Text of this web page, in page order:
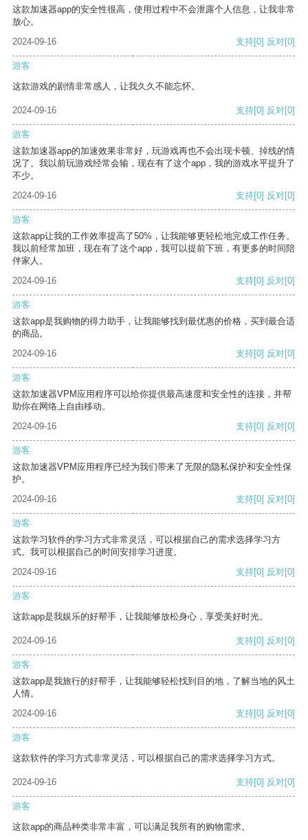
这款加速器app的安全性很高，使用过程中不会泄露个人信息，让我非常
放心。
2024-09-16
支持[0] 反对[0]
游客
这款游戏的剧情非常感人，让我久久不能忘怀。
2024-09-16 支持[0] 反对[0]
游客
这款加速器app的加速效果非常好，玩游戏再也不会出现卡顿、掉线的情
况了。我以前玩游戏经常会输，现在有了这个app，我的游戏水平提升了
不少。
2024-09-16
支持[0] 反对[0]
游客
这款app让我的工作效率提高了50%，让我能够更轻松地完成工作任务。
我以前经常加班，现在有了这个app，我可以提前下班，有更多的时间陪
伴家人。
2024-09-16
支持[0] 反对[0]
游客
这款app是我购物的得力助手，让我能够找到最优惠的价格，买到最合适
的商品。
2024-09-16
支持[0] 反对[0]
游客
这款加速器VPM应用程序可以给你提供最高速度和安全性的连接，并帮
助你在网络上自由移动。
2024-09-16
支持[0] 反对[0]
游客
这款加速器VPM应用程序已经为我们带来了无限的隐私保护和安全性保
护。
2024-09-16
支持[0] 反对[0]
游客
这款学习软件的学习方式非常灵活，可以根据自己的需求选择学习方
式。我可以根据自己的时间安排学习进度。
2024-09-16
支持[0] 反对[0]
游客
这款app是我娱乐的好帮手，让我能够放松身心，享受美好时光。
2024-09-16 支持[0] 反对[0]
游客
这款app是我旅行的好帮手，让我能够轻松找到目的地，了解当地的风土
人情。
2024-09-16
支持[0] 反对[0]
游客
这款软件的学习方式非常灵活，可以根据自己的需求选择学习方式。
2024-09-16 支持[0] 反对[0]
游客
这款app的商品种类非常丰富，可以满足我所有的购物需求。